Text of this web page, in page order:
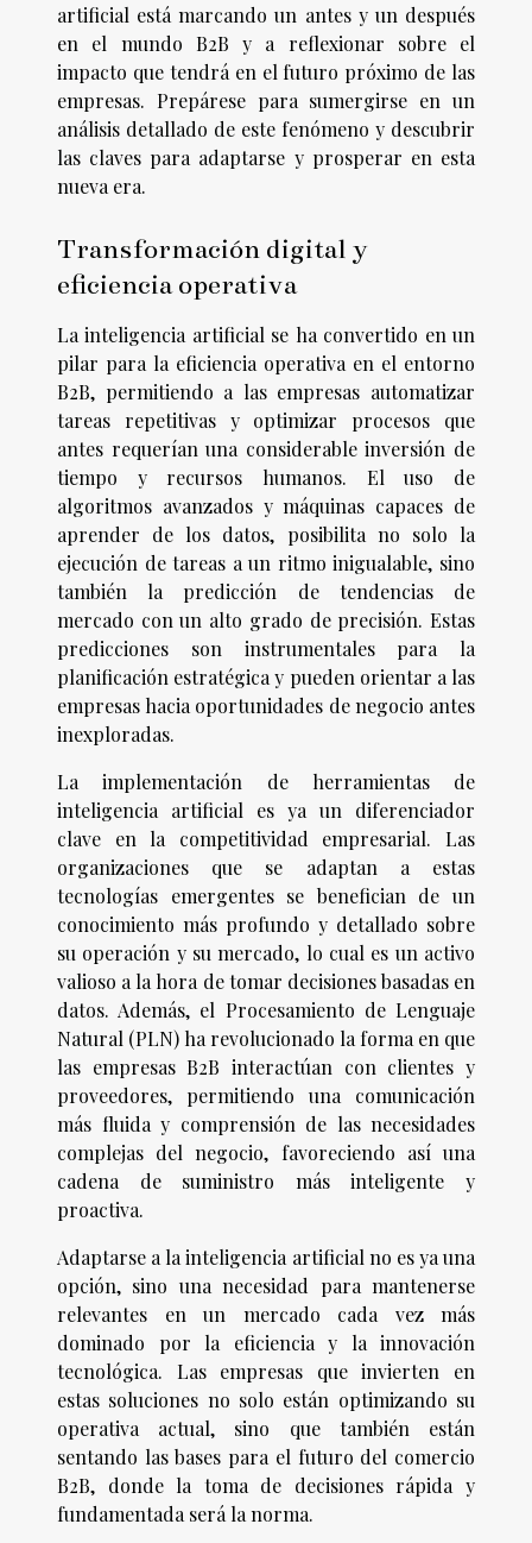
artificial está marcando un antes y un después
en el mundo B2B y a reflexionar sobre el
impacto que tendrá en el futuro próximo de las
empresas. Prepárese para sumergirse en un
análisis detallado de este fenómeno y descubrir
las claves para adaptarse y prosperar en esta
nueva era.
Transformación digital y
eficiencia operativa
La inteligencia artificial se ha convertido en un
pilar para la eficiencia operativa en el entorno
B2B, permitiendo a las empresas automatizar
tareas repetitivas y optimizar procesos que
antes requerían una considerable inversión de
tiempo y recursos humanos. El uso de
algoritmos avanzados y máquinas capaces de
aprender de los datos, posibilita no solo la
ejecución de tareas a un ritmo inigualable, sino
también la predicción de tendencias de
mercado con un alto grado de precisión. Estas
predicciones son instrumentales para la
planificación estratégica y pueden orientar a las
empresas hacia oportunidades de negocio antes
inexploradas.
La implementación de herramientas de
inteligencia artificial es ya un diferenciador
clave en la competitividad empresarial. Las
organizaciones que se adaptan a estas
tecnologías emergentes se benefician de un
conocimiento más profundo y detallado sobre
su operación y su mercado, lo cual es un activo
valioso a la hora de tomar decisiones basadas en
datos. Además, el Procesamiento de Lenguaje
Natural (PLN) ha revolucionado la forma en que
las empresas B2B interactúan con clientes y
proveedores, permitiendo una comunicación
más fluida y comprensión de las necesidades
complejas del negocio, favoreciendo así una
cadena de suministro más inteligente y
proactiva.
Adaptarse a la inteligencia artificial no es ya una
opción, sino una necesidad para mantenerse
relevantes en un mercado cada vez más
dominado por la eficiencia y la innovación
tecnológica. Las empresas que invierten en
estas soluciones no solo están optimizando su
operativa actual, sino que también están
sentando las bases para el futuro del comercio
B2B, donde la toma de decisiones rápida y
fundamentada será la norma.